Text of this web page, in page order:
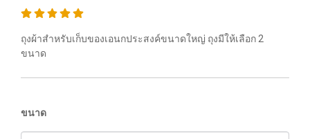
ถุงผ้าสำหรับเก็บของเอนกประสงค์ขนาดใหญ่ ถุงมีให้เลือก 2
ขนาด
ขนาด